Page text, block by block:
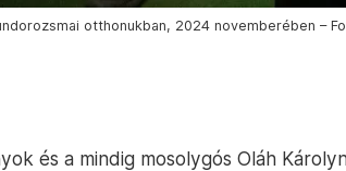
otthonukban, 2024 novemberében –
és a mindig mosolygós Oláh